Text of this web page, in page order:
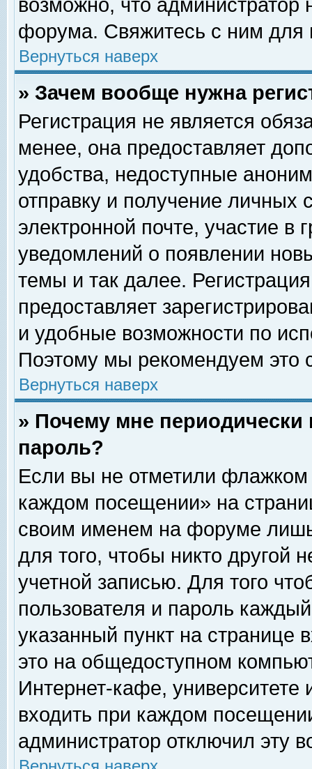
возможно, что
форума. Свяжитесь с ним для
Вернуться наверх
» Зачем вообще нужна
Регистрация не является
менее, она предоставляет
удобства, недоступные
отправку и получение личных
электронной почте, участие в
уведомлений о появлении
темы и так далее.
предоставляет
и удобные возможности по
Поэтому мы рекомендуем это
Вернуться наверх
» Почему мне
пароль?
Если вы не отметили флажком
каждом посещении» на
своим именем на форуме
для того, чтобы никто другой
учетной записью. Для того
пользователя и пароль
указанный пункт на
это на общедоступном
Интернет-кафе, университете
входить при каждом
администратор отключил эту